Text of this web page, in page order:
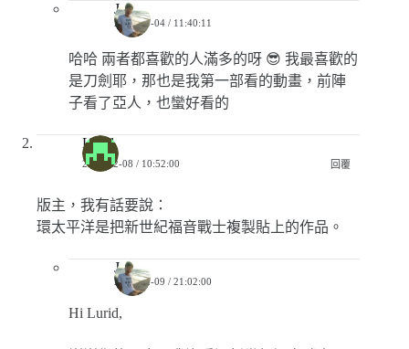
Jerry
2018-07-04 / 11:40:11
哈哈 兩者都喜歡的人滿多的呀 😎 我最喜歡的
是刀劍耶，那也是我第一部看的動畫，前陣
子看了亞人，也蠻好看的
Lurid
2017-12-08 / 10:52:00 回覆
版主，我有話要說：
環太平洋是把新世紀福音戰士複製貼上的作品。
Jerry
2017-12-09 / 21:02:00
Hi Lurid,